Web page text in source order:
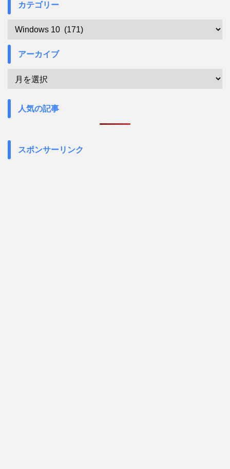
カテゴリー
アーカイブ
人気の記事
スポンサーリンク